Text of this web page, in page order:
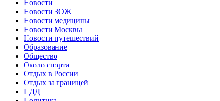
Новости
Новости ЗОЖ
Новости медицины
Новости Москвы
Новости путешествий
Образование
Общество
Около спорта
Отдых в России
Отдых за границей
ПДД